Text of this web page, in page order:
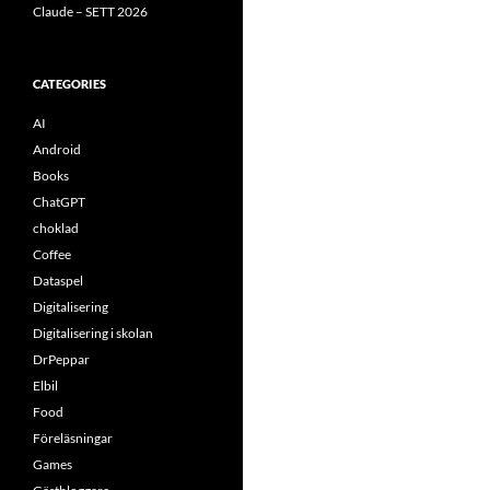
Claude – SETT 2026
CATEGORIES
AI
Android
Books
ChatGPT
choklad
Coffee
Dataspel
Digitalisering
Digitalisering i skolan
DrPeppar
Elbil
Food
Föreläsningar
Games